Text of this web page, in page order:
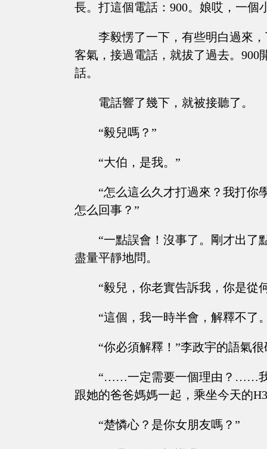
長。打這個電話：900。娘哎，一個
李毅愣了一下，有些明白過來
客氣，接過電話，就拔了過去。900
話。
電話響了幾下，就被接聽了。
“毅兒嗎？”
“大伯，是我。”
“怎么這么久才打過來？我打你
怎么回事？”
“一點誤會！沒事了。剛才出了
盡量平靜地問。
“毅兒，你老實告訴我，你是從
“這個，我一時半會，解釋不了
“你必須解釋！”李政宇的語氣
“……一定需要一個理由？……我
跟她的爸爸媽媽一起，乘坐今天的
“楚憐心？是你女朋友嗎？”